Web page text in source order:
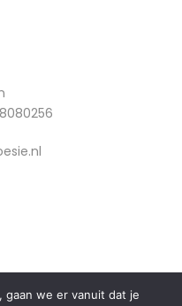
we er vanuit dat je